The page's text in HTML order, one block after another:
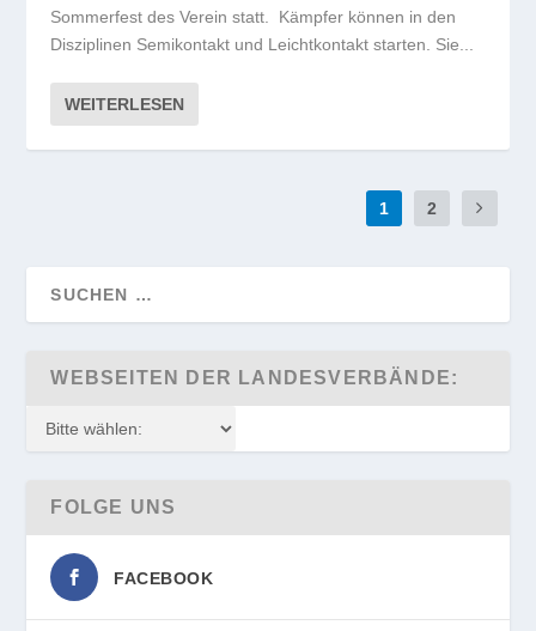
Sommerfest des Verein statt. Kämpfer können in den
Disziplinen Semikontakt und Leichtkontakt starten. Sie...
WEITERLESEN
1 2
WEBSEITEN DER LANDESVERBÄNDE:
FOLGE UNS
FACEBOOK